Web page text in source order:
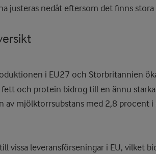
justeras nedåt eftersom det finns
i EU27 och Storbritannien
och protein bidrog till en ännu
av mjölktorrsubstans med 2,8 procent
vissa leveransförseningar i EU, vilket